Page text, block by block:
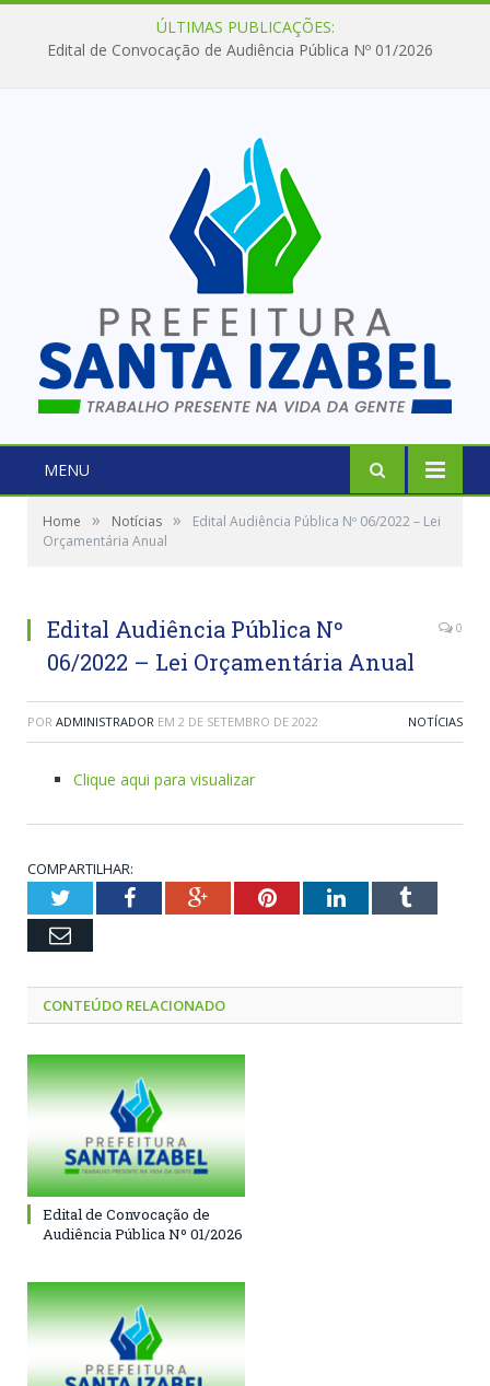
ÚLTIMAS PUBLICAÇÕES:
Edital de Convocação de Audiência Pública Nº 01/2026
MENU
Home » Notícias »
Edital Audiência Pública Nº 06/2022 – Lei
Orçamentária Anual
Edital Audiência Pública Nº
06/2022 – Lei Orçamentária Anual
0
POR ADMINISTRADOR EM 2 DE SETEMBRO DE 2022 NOTÍCIAS
Clique aqui para visualizar
COMPARTILHAR:
TwitterFacebookGoogle+PinterestLinkedInTumblr
Email
CONTEÚDO RELACIONADO
Edital de Convocação de
Audiência Pública Nº 01/2026